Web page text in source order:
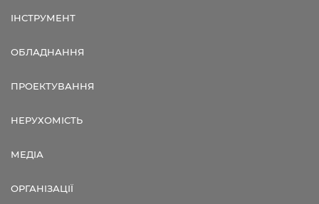
ІНСТРУМЕНТ
ОБЛАДНАННЯ
ПРОЕКТУВАННЯ
НЕРУХОМІСТЬ
МЕДІА
ОРГАНІЗАЦІЇ